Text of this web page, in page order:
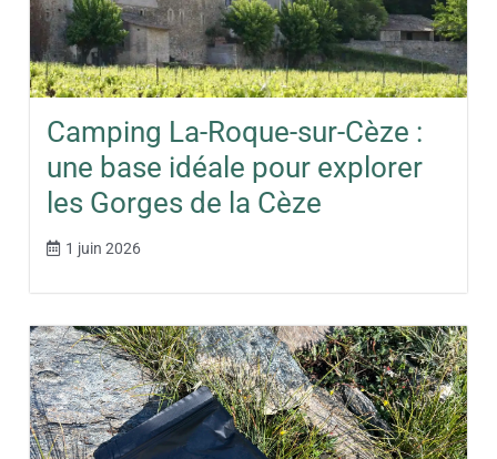
Camping La-Roque-sur-Cèze :
une base idéale pour explorer
les Gorges de la Cèze
1 juin 2026